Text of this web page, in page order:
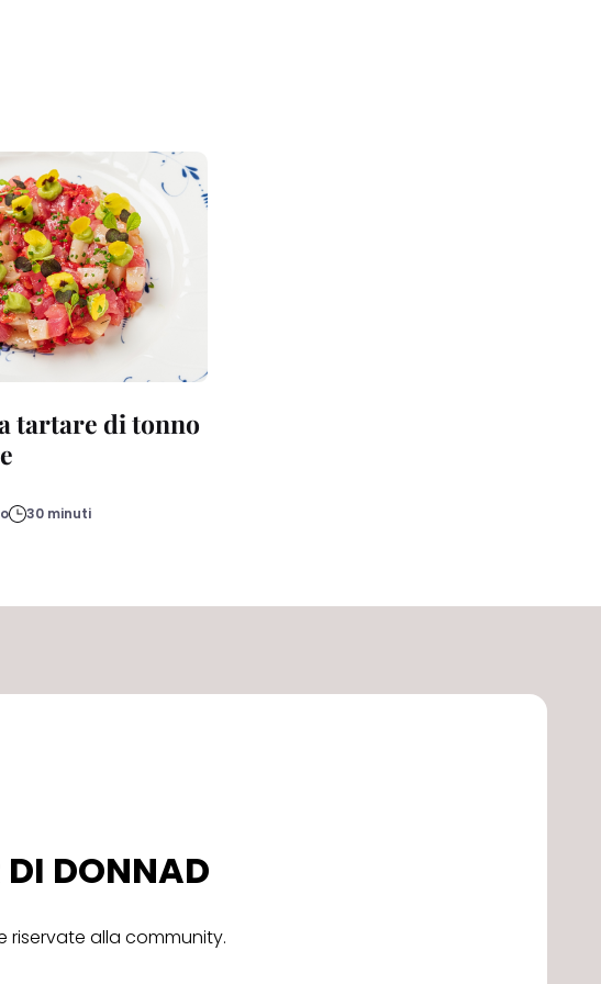
tartare di tonno
30 minuti
DI DONNAD
riservate alla community.